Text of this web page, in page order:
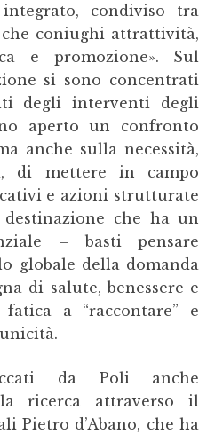
condiviso tra
coniughi attrattività,
e promozione». Sul
si sono concentrati
degli interventi degli
aperto un confronto
anche sulla necessità,
di mettere in campo
e azioni strutturate
che ha un
– basti pensare
globale della domanda
di salute, benessere e
a “raccontare” e
da Poli anche
ricerca attraverso il
Pietro d’Abano, che ha